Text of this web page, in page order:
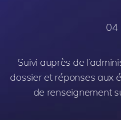
04
Suivi auprès de
dossier et réponses aux
de renseignement